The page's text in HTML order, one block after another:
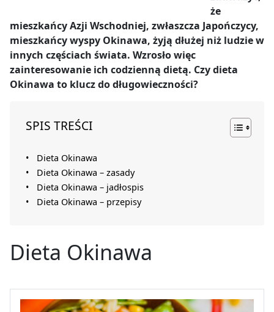
że
mieszkańcy Azji Wschodniej, zwłaszcza Japończycy,
mieszkańcy wyspy Okinawa, żyją dłużej niż ludzie w
innych częściach świata. Wzrosło więc
zainteresowanie ich codzienną dietą. Czy dieta
Okinawa to klucz do długowieczności?
SPIS TREŚCI
Dieta Okinawa
Dieta Okinawa – zasady
Dieta Okinawa – jadłospis
Dieta Okinawa – przepisy
Dieta Okinawa